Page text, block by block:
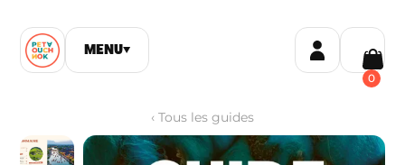
MENU▼
0
‹ Tous les guides